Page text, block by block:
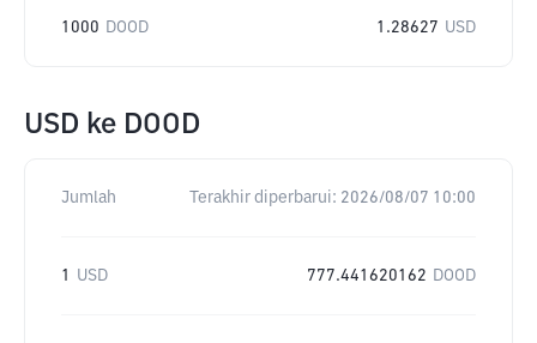
1000 DOOD 1.28627 USD
USD ke DOOD
Jumlah Terakhir diperbarui: 2026/08/07 10:00
1 USD 777.441620162 DOOD